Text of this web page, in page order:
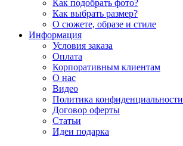
Как подобрать фото?
Как выбрать размер?
О сюжете, образе и стиле
Информация
Условия заказа
Оплата
Корпоративным клиентам
О нас
Видео
Политика конфиденциальности
Договор оферты
Статьи
Идеи подарка